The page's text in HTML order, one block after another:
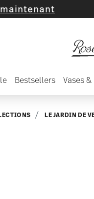
Bestsellers Vases
LE JARDIN DE